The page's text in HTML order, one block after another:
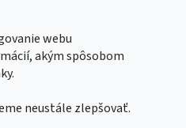
webu
akým spôsobom
neustále zlepšovať.
167